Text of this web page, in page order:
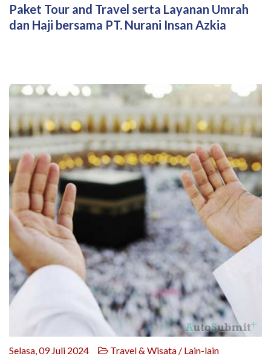
Paket Tour and Travel serta Layanan Umrah
dan Haji bersama PT. Nurani Insan Azkia
Selasa, 09 Juli 2024 Travel & Wisata / Lain-lain